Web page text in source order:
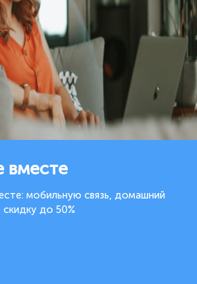
вместе
мобильную связь, домашний
до 50%